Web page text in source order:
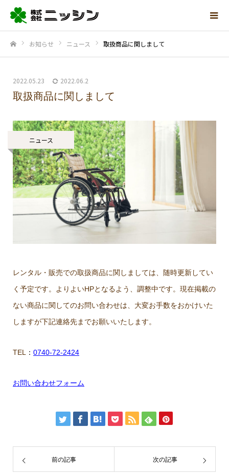
お知らせ ニュース 取扱商品に関しまして
2022.05.23 2022.06.2
取扱商品に関しまして
ニュース
レンタル・販売での取扱商品に関しましては、随時更新してい
く予定です。よりよいHPとなるよう、調整中です。現在掲載の
ない商品に関してのお問い合わせは、大変お手数をおかけいた
しますが下記連絡先までお願いいたします。
TEL ： 0740-72-2424
お問い合わせフォーム
前の記事 次の記事